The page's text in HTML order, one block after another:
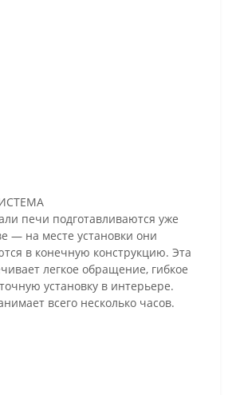
печи подготавливаются уже
— на месте установки они
в конечную конструкцию. Эта
легкое обращение, гибкое
установку в интерьере.
всего несколько часов.